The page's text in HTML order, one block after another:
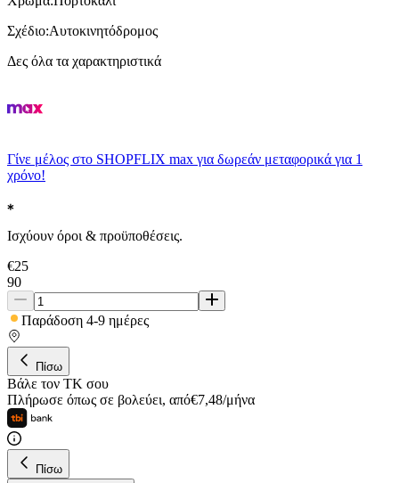
Σχέδιο:Αυτοκινητόδρομος
Δες όλα τα χαρακτηριστικά
Γίνε μέλος στο SHOPFLIX max για δωρεάν μεταφορικά για 1
χρόνο!
Ισχύουν όροι & προϋποθέσεις.
€25
90
Παράδοση 4-9 ημέρες
Πίσω
Βάλε τον ΤΚ σου
Πλήρωσε όπως σε βολεύει, από€7,48/μήνα
Πίσω